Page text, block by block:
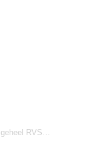
RVS…